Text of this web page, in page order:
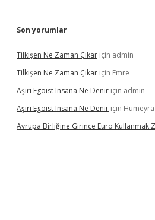
Son yorumlar
Tilkişen Ne Zaman Çıkar için admin
Tilkişen Ne Zaman Çıkar için Emre
Aşırı Egoist Insana Ne Denir için admin
Aşırı Egoist Insana Ne Denir için Hümeyra
Avrupa Birliğine Girince Euro Kullanmak